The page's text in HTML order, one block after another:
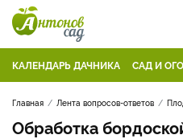
КАЛЕНДАРЬ ДАЧНИКА САД И
Главная Лента вопросов-ответов
Обработка